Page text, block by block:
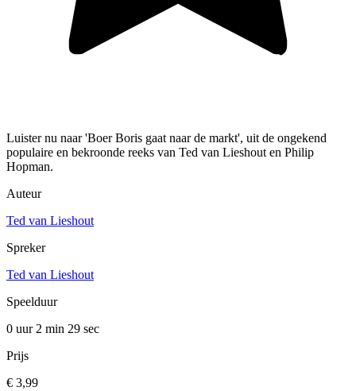
Luister nu naar 'Boer Boris gaat naar de markt', uit de ongekend
populaire en bekroonde reeks van Ted van Lieshout en Philip
Hopman.
Auteur
Ted van Lieshout
Spreker
Ted van Lieshout
Speelduur
0 uur 2 min 29 sec
Prijs
€ 3,99